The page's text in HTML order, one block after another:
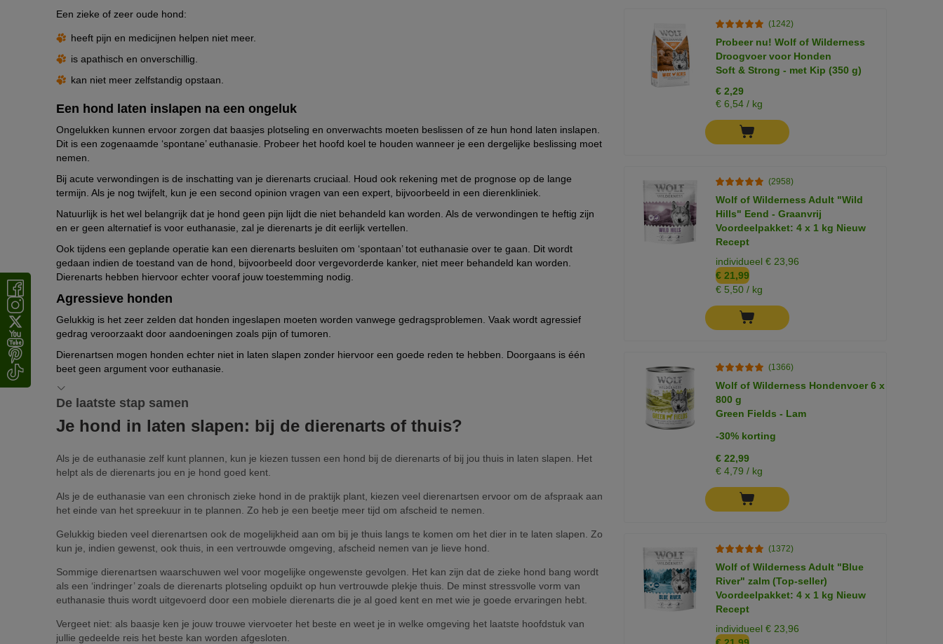
Een zieke of zeer oude hond:
heeft pijn en medicijnen helpen niet meer.
is apathisch en onverschillig.
kan niet meer zelfstandig opstaan.
Een hond laten inslapen na een ongeluk
Ongelukken kunnen ervoor zorgen dat baasjes plotseling en onverwachts moeten beslissen of ze hun hond laten inslapen.
Dit is een zogenaamde ‘spontane’ euthanasie. Probeer het hoofd koel te houden wanneer je een dergelijke beslissing moet
nemen.
Bij acute verwondingen is de inschatting van je dierenarts cruciaal. Houd ook rekening met de prognose op de lange
termijn. Als je nog twijfelt, kun je een second opinion vragen van een expert, bijvoorbeeld in een dierenkliniek.
Natuurlijk is het wel belangrijk dat je hond geen pijn lijdt die niet behandeld kan worden. Als de verwondingen te heftig zijn
en er geen alternatief is voor euthanasie, zal je dierenarts je dit eerlijk vertellen.
Ook tijdens een geplande operatie kan een dierenarts besluiten om ‘spontaan’ tot euthanasie over te gaan. Dit wordt
gedaan indien de toestand van de hond, bijvoorbeeld door vergevorderde kanker, niet meer behandeld kan worden.
Dierenarts hebben hiervoor echter vooraf jouw toestemming nodig.
Agressieve honden
Gelukkig is het zeer zelden dat honden ingeslapen moeten worden vanwege gedragsproblemen. Vaak wordt agressief
gedrag veroorzaakt door aandoeningen zoals pijn of tumoren.
Dierenartsen mogen honden echter niet in laten slapen zonder hiervoor een goede reden te hebben. Doorgaans is één
beet geen argument voor euthanasie.
De laatste stap samen
Je hond in laten slapen: bij de dierenarts of thuis?
Als je de euthanasie zelf kunt plannen, kun je kiezen tussen een hond bij de dierenarts of bij jou thuis in laten slapen. Het
helpt als de dierenarts jou en je hond goed kent.
Als je de euthanasie van een chronisch zieke hond in de praktijk plant, kiezen veel dierenartsen ervoor om de afspraak aan
het einde van het spreekuur in te plannen. Zo heb je een beetje meer tijd om afscheid te nemen.
Gelukkig bieden veel dierenartsen ook de mogelijkheid aan om bij je thuis langs te komen om het dier in te laten slapen. Zo
kun je, indien gewenst, ook thuis, in een vertrouwde omgeving, afscheid nemen van je lieve hond.
Sommige dierenartsen waarschuwen wel voor mogelijke ongewenste gevolgen. Het kan zijn dat de zieke hond bang wordt
als een ‘indringer’ zoals de dierenarts plotseling opduikt op hun vertrouwde plekje thuis. De minst stressvolle vorm van
euthanasie thuis wordt uitgevoerd door een mobiele dierenarts die je al goed kent en met wie je goede ervaringen hebt.
Vergeet niet: als baasje ken je jouw trouwe viervoeter het beste en weet je in welke omgeving het laatste hoofdstuk van
jullie gedeelde reis het beste kan worden afgesloten.
(1242)
Probeer nu! Wolf of Wilderness
Droogvoer voor Honden
Soft & Strong - met Kip (350 g)
€ 2,29
€ 6,54 / kg
(2958)
Wolf of Wilderness Adult "Wild
Hills" Eend - Graanvrij
Voordeelpakket: 4 x 1 kg Nieuw
Recept
individueel € 23,96
€ 21,99
€ 5,50 / kg
(1366)
Wolf of Wilderness Hondenvoer 6 x
800 g
Green Fields - Lam
-30% korting
€ 22,99
€ 4,79 / kg
(1372)
Wolf of Wilderness Adult "Blue
River" zalm (Top-seller)
Voordeelpakket: 4 x 1 kg Nieuw
Recept
individueel € 23,96